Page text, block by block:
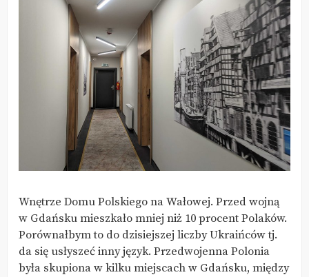
Wnętrze Domu Polskiego na Wałowej. Przed wojną
w Gdańsku mieszkało mniej niż 10 procent Polaków.
Porównałbym to do dzisiejszej liczby Ukraińców tj.
da się usłyszeć inny język. Przedwojenna Polonia
była skupiona w kilku miejscach w Gdańsku, między